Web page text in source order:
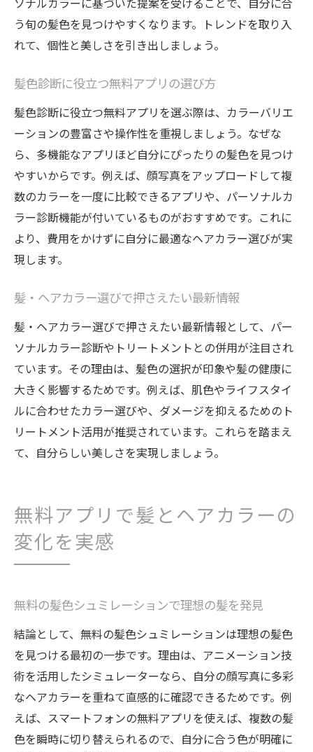
う旬の髪色を見つけやすくなります。トレンドを取り入
れて、個性と美しさを引き出しましょう。
髪色診断に役立つ無料アプリの選び方
髪色診断に役立つ無料アプリを選ぶ際は、カラーバリエ
ーションの豊富さや操作性を重視しましょう。なぜな
ら、多機能なアプリほど自分にぴったりの髪色を見つけ
やすいからです。例えば、顔写真をアップロードして複
数のカラーを一度に比較できるアプリや、パーソナルカ
ラー診断機能が付いているものがおすすめです。これに
より、費用をかけずに自分に最適なヘアカラー選びが実
現します。
髪・ヘアカラー選びで押さえたい最新情報
髪・ヘアカラー選びで押さえたい最新情報として、パー
ソナルカラー診断やトリートメントとの併用が注目され
ています。その理由は、髪色の選択が印象や髪の健康に
大きく影響するためです。例えば、肌色やライフスタイ
ルに合わせたカラー選びや、ダメージを抑えるためのト
リートメント活用が推奨されています。これらを踏まえ
て、自分らしい美しさを実現しましょう。
無料アプリで髪とヘアカラーの
変化を実感
無料の髪色シュミレーションで理想の髪を発見
結論として、無料の髪色シュミレーションは理想の髪色
を見つける最初の一歩です。理由は、アニメーション技
術を活用したシミュレーターなら、自分の顔写真に多彩
なヘアカラーを重ねて直感的に確認できるためです。例
えば、スマートフォンの無料アプリを使えば、複数の髪
色を瞬時に切り替えられるので、自分に合う色が明確に